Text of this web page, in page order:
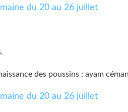
des poussins : ayam